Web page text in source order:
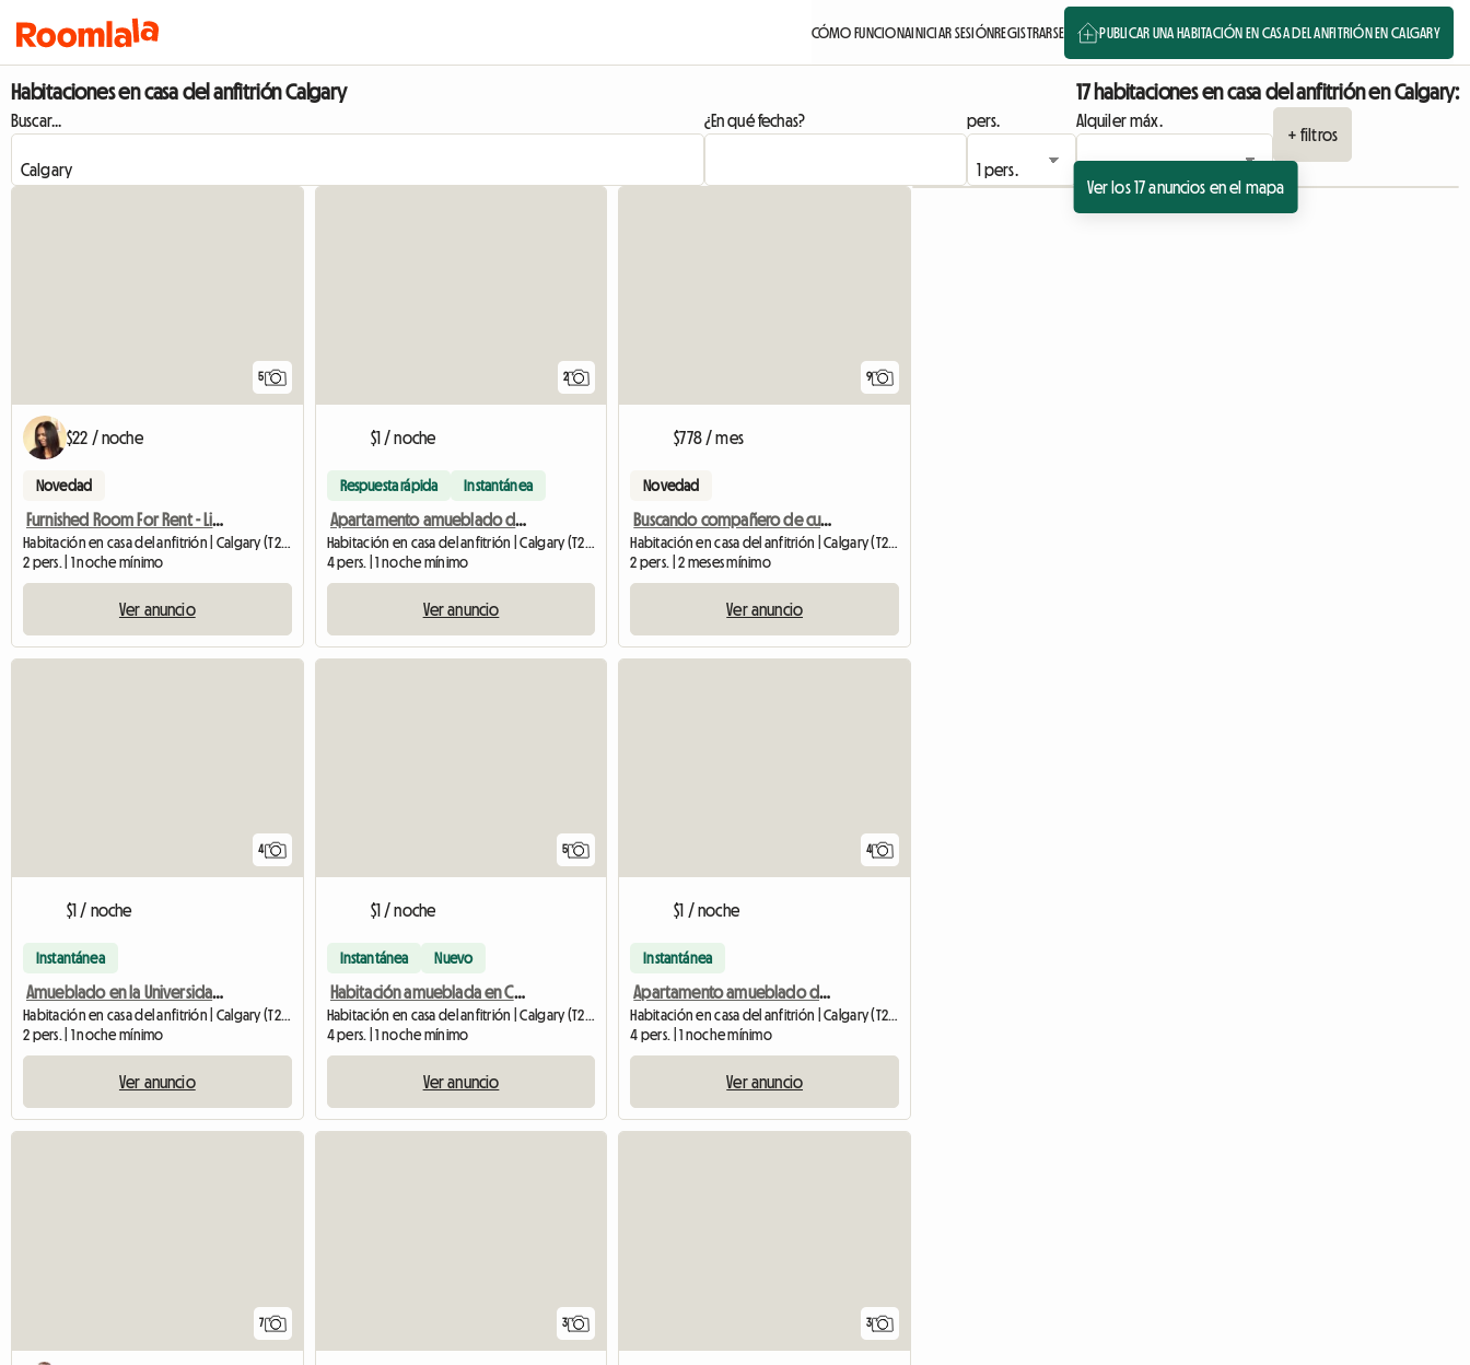
CÓMO FUNCIONAINICIAR SESIÓNREGISTRARSE PUBLICAR UNA HABITACIÓN EN CASA DEL ANFITRIÓN EN CALGARY
Habitaciones en casa del anfitrión Calgary 17 habitaciones en casa del anfitrión en Calgary:
Buscar... ¿En qué fechas? pers.
Alquiler máx.
+ filtros
Ver los 17 anuncios en el mapa
5
$22 / noche
Novedad
Furnished Room For Rent - Living Area
Habitación en casa del anfitrión | Calgary (T2M 0S4)
2 pers. | 1 noche mínimo
Ver anuncio
2
$1 / noche
Respuesta rápida Instantánea
Apartamento amueblado de 1 dormitorio y 1 baño.
Habitación en casa del anfitrión | Calgary (T2N 4E2) | 20 M2
4 pers. | 1 noche mínimo
Ver anuncio
9
$778 / mes
Novedad
Buscando compañero de cuarto para recoger el contrato de arrendamiento
Habitación en casa del anfitrión | Calgary (T2L 2J5) | 700 M2
2 pers. | 2 meses mínimo
Ver anuncio
4
$1 / noche
Instantánea
Amueblado en la Universidad DR. NW. Calgary
Habitación en casa del anfitrión | Calgary (T2N 3Y7) | 50 M2
2 pers. | 1 noche mínimo
Ver anuncio
5
$1 / noche
Instantánea Nuevo
Habitación amueblada en Calgary
Habitación en casa del anfitrión | Calgary (T2N 3Y7) | 385 SQFT
4 pers. | 1 noche mínimo
Ver anuncio
4
$1 / noche
Instantánea
Apartamento amueblado de 1 dormitorio y 1 baño en Calgary
Habitación en casa del anfitrión | Calgary (T2N 3Y7) | 50 M2
4 pers. | 1 noche mínimo
Ver anuncio
7 3 3